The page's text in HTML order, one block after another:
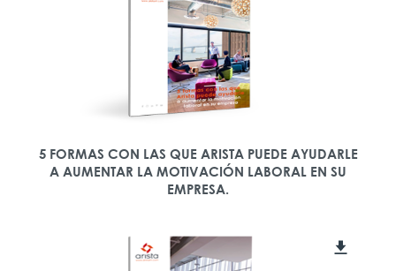
5 FORMAS CON LAS QUE ARISTA PUEDE AYUDARLE
A AUMENTAR LA MOTIVACIÓN LABORAL EN SU
EMPRESA.